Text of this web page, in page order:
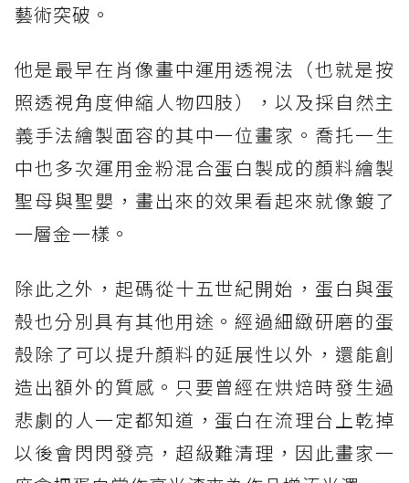
藝術突破。
他是最早在肖像畫中運用透視法（也就是按
照透視角度伸縮人物四肢），以及採自然主
義手法繪製面容的其中一位畫家。喬托一生
中也多次運用金粉混合蛋白製成的顏料繪製
聖母與聖嬰，畫出來的效果看起來就像鍍了
一層金一樣。
除此之外，起碼從十五世紀開始，蛋白與蛋
殼也分別具有其他用途。經過細緻研磨的蛋
殼除了可以提升顏料的延展性以外，還能創
造出額外的質感。只要曾經在烘焙時發生過
悲劇的人一定都知道，蛋白在流理台上乾掉
以後會閃閃發亮，超級難清理，因此畫家一